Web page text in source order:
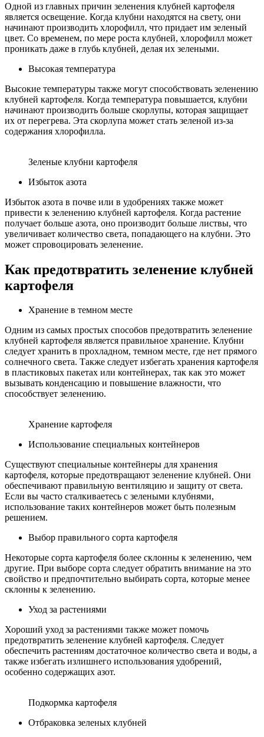
Одной из главных причин зеленения клубней картофеля
является освещение. Когда клубни находятся на свету, они
начинают производить хлорофилл, что придает им зеленый
цвет. Со временем, по мере роста клубней, хлорофилл может
проникать даже в глубь клубней, делая их зелеными.
Высокая температура
Высокие температуры также могут способствовать зеленению
клубней картофеля. Когда температура повышается, клубни
начинают производить больше скорлупы, которая защищает
их от перегрева. Эта скорлупа может стать зеленой из-за
содержания хлорофилла.
Зеленые клубни картофеля
Избыток азота
Избыток азота в почве или в удобрениях также может
привести к зеленению клубней картофеля. Когда растение
получает больше азота, оно производит больше листвы, что
увеличивает количество света, попадающего на клубни. Это
может спровоцировать зеленение.
Как предотвратить зеленение клубней
картофеля
Хранение в темном месте
Одним из самых простых способов предотвратить зеленение
клубней картофеля является правильное хранение. Клубни
следует хранить в прохладном, темном месте, где нет прямого
солнечного света. Также следует избегать хранения картофеля
в пластиковых пакетах или контейнерах, так как это может
вызывать конденсацию и повышение влажности, что
способствует зеленению.
Хранение картофеля
Использование специальных контейнеров
Существуют специальные контейнеры для хранения
картофеля, которые предотвращают зеленение клубней. Они
обеспечивают правильную вентиляцию и защиту от света.
Если вы часто сталкиваетесь с зелеными клубнями,
использование таких контейнеров может быть полезным
решением.
Выбор правильного сорта картофеля
Некоторые сорта картофеля более склонны к зеленению, чем
другие. При выборе сорта следует обратить внимание на это
свойство и предпочтительно выбирать сорта, которые менее
склонны к зеленению.
Уход за растениями
Хороший уход за растениями также может помочь
предотвратить зеленение клубней картофеля. Следует
обеспечить растениям достаточное количество света и воды, а
также избегать излишнего использования удобрений,
особенно содержащих азот.
Подкормка картофеля
Отбраковка зеленых клубней